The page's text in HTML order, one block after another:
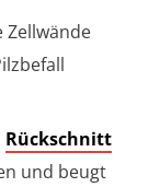
Zellwände
Rückschnitt
und beugt